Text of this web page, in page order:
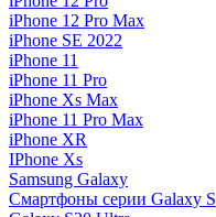
iPhone 12 Pro Max
iPhone SE 2022
iPhone 11
iPhone 11 Pro
iPhone Xs Max
iPhone 11 Pro Max
iPhone XR
IPhone Xs
Samsung Galaxy
Смартфоны серии Galaxy S